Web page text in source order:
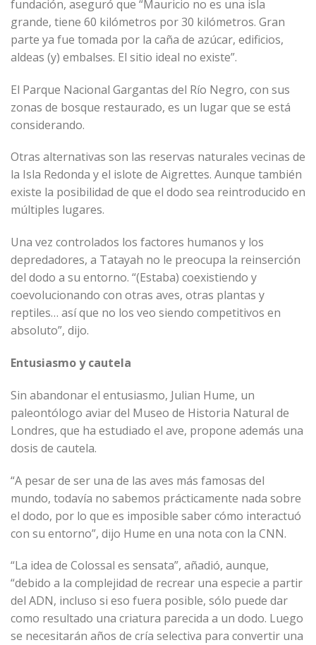
fundación, aseguró que “Mauricio no es una isla
grande, tiene 60 kilómetros por 30 kilómetros. Gran
parte ya fue tomada por la caña de azúcar, edificios,
aldeas (y) embalses. El sitio ideal no existe”.
El Parque Nacional Gargantas del Río Negro, con sus
zonas de bosque restaurado, es un lugar que se está
considerando.
Otras alternativas son las reservas naturales vecinas de
la Isla Redonda y el islote de Aigrettes. Aunque también
existe la posibilidad de que el dodo sea reintroducido en
múltiples lugares.
Una vez controlados los factores humanos y los
depredadores, a Tatayah no le preocupa la reinserción
del dodo a su entorno. “(Estaba) coexistiendo y
coevolucionando con otras aves, otras plantas y
reptiles… así que no los veo siendo competitivos en
absoluto”, dijo.
Entusiasmo y cautela
Sin abandonar el entusiasmo, Julian Hume, un
paleontólogo aviar del Museo de Historia Natural de
Londres, que ha estudiado el ave, propone además una
dosis de cautela.
“A pesar de ser una de las aves más famosas del
mundo, todavía no sabemos prácticamente nada sobre
el dodo, por lo que es imposible saber cómo interactuó
con su entorno”, dijo Hume en una nota con la CNN.
“La idea de Colossal es sensata”, añadió, aunque,
“debido a la complejidad de recrear una especie a partir
del ADN, incluso si eso fuera posible, sólo puede dar
como resultado una criatura parecida a un dodo. Luego
se necesitarán años de cría selectiva para convertir una